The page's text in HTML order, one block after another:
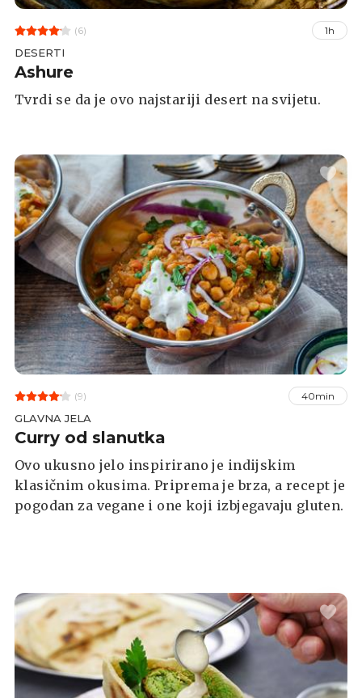
(6) 1h
DESERTI
Ashure
Tvrdi se da je ovo najstariji desert na svijetu.
(9) 40min
GLAVNA JELA
Curry od slanutka
Ovo ukusno jelo inspirirano je indijskim
klasičnim okusima. Priprema je brza, a recept je
pogodan za vegane i one koji izbjegavaju gluten.